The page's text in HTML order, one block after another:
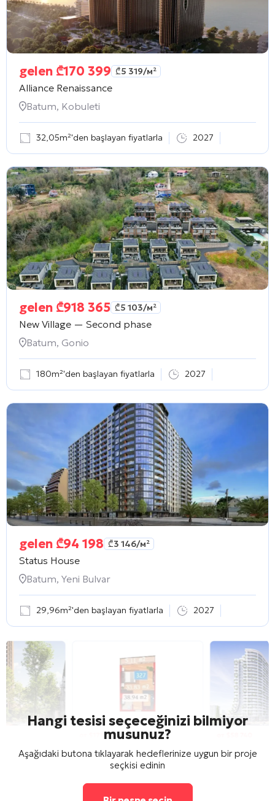
gelen ₾170 399 ₾5 319/м²
Alliance Renaissance
Batum, Kobuleti
32,05m²'den başlayan fiyatlarla 2027
gelen ₾918 365 ₾5 103/м²
New Village — Second phase
Batum, Gonio
180m²'den başlayan fiyatlarla 2027
gelen ₾94 198 ₾3 146/м²
Status House
Batum, Yeni Bulvar
29,96m²'den başlayan fiyatlarla 2027
Hangi tesisi seçeceğinizi bilmiyor
musunuz?
Aşağıdaki butona tıklayarak hedeflerinize uygun bir proje
seçkisi edinin